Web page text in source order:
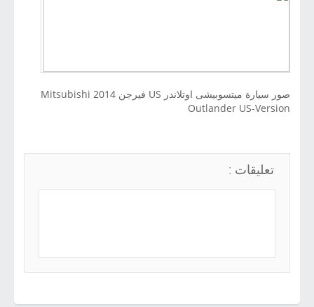
صور سيارة ميتسوبيشى اوتلاندر US فيرجن 2014 Mitsubishi
Outlander US-Version
تعليقات :